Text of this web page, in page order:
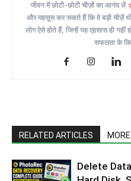
जीवन में छोटी-छोटी चीज़ों का आनंद लें
और महसूस कर सकते हैं कि वे बड़ी चीज़ें
लोग ऐसे होते हैं, जिन्हें यह एहसास ही नहीं
सफलता के
RELATED ARTICLES
Delete